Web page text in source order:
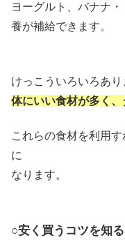
ヨーグルト、バナナ
養が補給できます。
けっこういろいろあり
体にいい食材が多く
これらの食材を利用
に
なります。
○安く買うコツを知る